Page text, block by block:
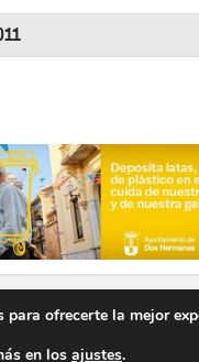
para ofrecerte la mejor
en los ajustes.